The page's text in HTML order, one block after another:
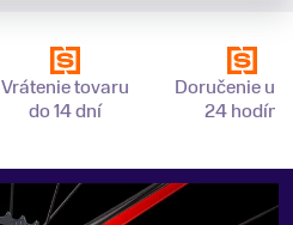
Vrátenie tovaru
do 14 dní
Doručenie už
24 hodín